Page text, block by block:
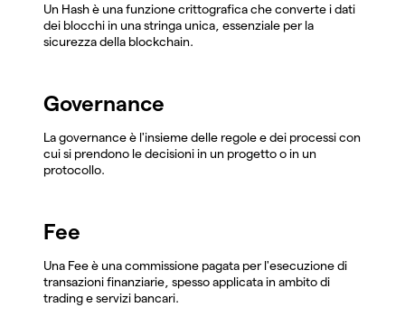
Un Hash è una funzione crittografica che converte i dati
dei blocchi in una stringa unica, essenziale per la
sicurezza della blockchain.
Governance
La governance è l'insieme delle regole e dei processi con
cui si prendono le decisioni in un progetto o in un
protocollo.
Fee
Una Fee è una commissione pagata per l'esecuzione di
transazioni finanziarie, spesso applicata in ambito di
trading e servizi bancari.